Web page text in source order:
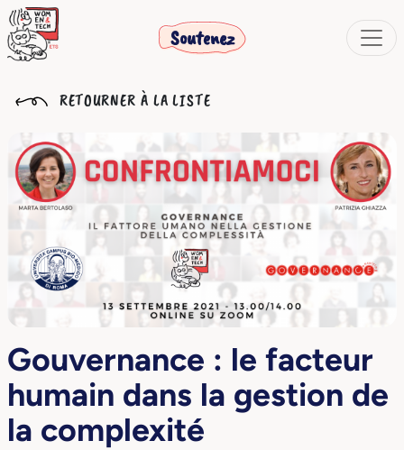
Soutenez
RETOURNER À LA LISTE
Gouvernance : le facteur
humain dans la gestion de
la complexité